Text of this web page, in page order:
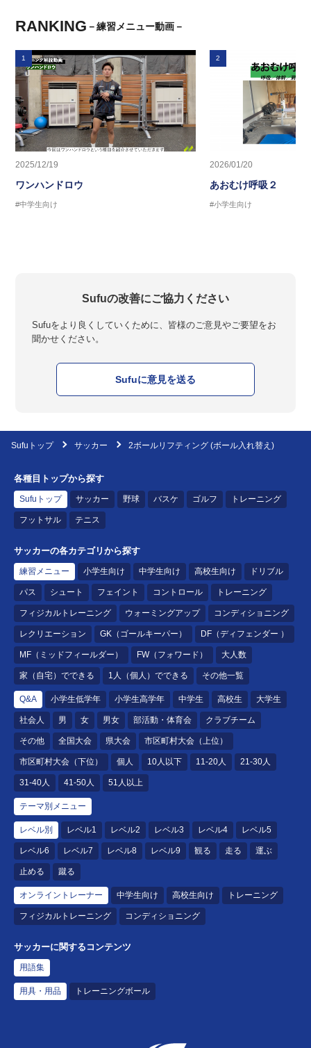
RANKING －練習メニュー動画－
1
2025/12/19
ワンハンドロウ
#中学生向け
2
2026/01/20
あおむけ呼吸２
#小学生向け
Sufuの改善にご協力ください
Sufuをより良くしていくために、皆様のご意見やご要望をお
聞かせください。
Sufuに意見を送る
Sufuトップ サッカー 2ボールリフティング (ボール入れ替え)
各種目トップから探す
Sufuトップ サッカー 野球 バスケ ゴルフ トレーニング
フットサル テニス
サッカーの各カテゴリから探す
練習メニュー 小学生向け 中学生向け 高校生向け ドリブル
パス シュート フェイント コントロール トレーニング
フィジカルトレーニング ウォーミングアップ コンディショニング
レクリエーション GK（ゴールキーパー） DF（ディフェンダー ）
MF（ミッドフィールダー） FW（フォワード） 大人数
家（自宅）でできる 1人（個人）でできる その他一覧
Q&A 小学生低学年 小学生高学年 中学生 高校生 大学生
社会人 男 女 男女 部活動・体育会 クラブチーム
その他 全国大会 県大会 市区町村大会（上位）
市区町村大会（下位） 個人 10人以下 11-20人 21-30人
31-40人 41-50人 51人以上
テーマ別メニュー
レベル別 レベル1 レベル2 レベル3 レベル4 レベル5
レベル6 レベル7 レベル8 レベル9 観る 走る 運ぶ
止める 蹴る
オンライントレーナー 中学生向け 高校生向け トレーニング
フィジカルトレーニング コンディショニング
サッカーに関するコンテンツ
用語集
用具・用品 トレーニングボール